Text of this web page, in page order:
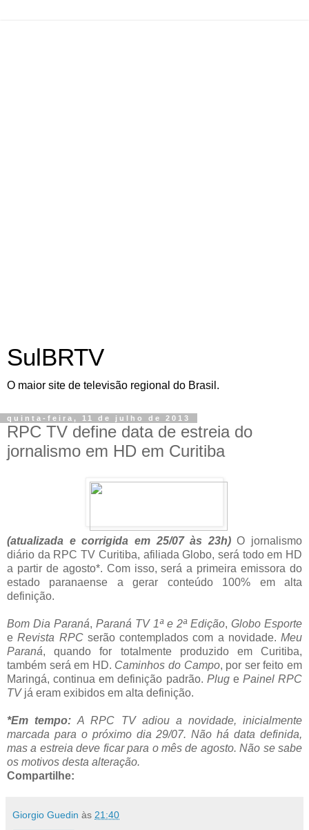
SulBRTV
O maior site de televisão regional do Brasil.
quinta-feira, 11 de julho de 2013
RPC TV define data de estreia do
jornalismo em HD em Curitiba
(atualizada e corrigida em 25/07 às 23h)O jornalismo
diário da RPC TV Curitiba, afiliada Globo, será todo em HD
a partir de agosto*. Com isso, será a primeira emissora do
estado paranaense a gerar conteúdo 100% em alta
definição.
Bom Dia Paraná, Paraná TV 1ª e 2ª Edição, Globo Esporte
eRevista RPCserão contemplados com a novidade. Meu
Paraná, quando for totalmente produzido em Curitiba,
também será em HD. Caminhos do Campo, por ser feito em
Maringá, continua em definição padrão. Pluge Painel RPC
TVjá eram exibidos em alta definição.
*Em tempo:A RPC TV adiou a novidade, inicialmente
marcada para o próximo dia 29/07. Não há data definida,
mas a estreia deve ficar para o mês de agosto. Não se sabe
os motivos desta alteração.
Compartilhe:
Giorgio Guedin às 21:40